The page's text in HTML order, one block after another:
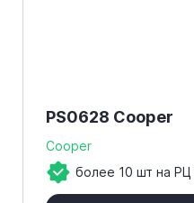
PS0628 Cooper
Cooper
более 10 шт на РЦ